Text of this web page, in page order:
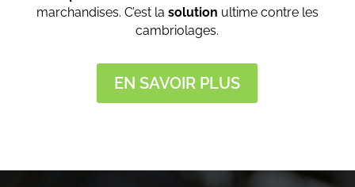
marchandises. C’est la solution ultime contre les
cambriolages.
EN SAVOIR PLUS